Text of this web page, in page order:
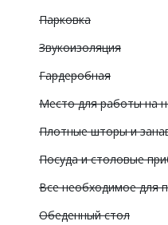
Парковка
Звукоизоляция
Гардеробная
Место для работы на
Плотные шторы и
Посуда и столовые
Все необходимое для
Обеденный стол